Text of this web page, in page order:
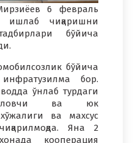
6 февраль
ишлаб чиқаришни
бўйича
бўйича
бор.
ўнлаб турдаги
ва юк
ва махсус
Яна 2
кооперация